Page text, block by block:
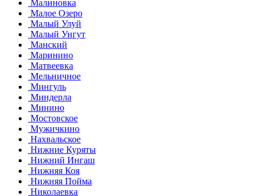
Малиновка
Малое Озеро
Малый Улуй
Малый Унгут
Манский
Маринино
Матвеевка
Мельничное
Мингуль
Миндерла
Минино
Мостовское
Мужичкино
Нахвальское
Нижние Куряты
Нижний Ингаш
Нижняя Коя
Нижняя Пойма
Николаевка